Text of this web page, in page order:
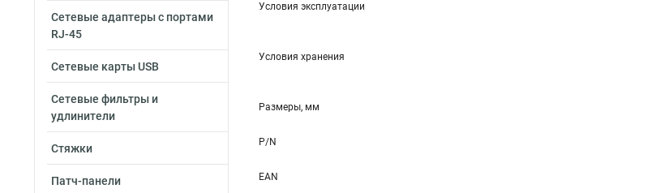
Сетевые адаптеры с портами
RJ-45
Сетевые карты USB
Сетевые фильтры и
удлинители
Стяжки
Патч-панели
Условия эксплуатации
Условия хранения
Размеры, мм
P/N
EAN